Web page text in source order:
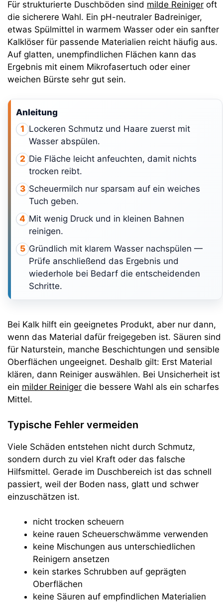
Für strukturierte Duschböden sind milde Reiniger oft
die sicherere Wahl. Ein pH-neutraler Badreiniger,
etwas Spülmittel in warmem Wasser oder ein sanfter
Kalklöser für passende Materialien reicht häufig aus.
Auf glatten, unempfindlichen Flächen kann das
Ergebnis mit einem Mikrofasertuch oder einer
weichen Bürste sehr gut sein.
Anleitung
1 Lockeren Schmutz und Haare zuerst mit
Wasser abspülen.
2 Die Fläche leicht anfeuchten, damit nichts
trocken reibt.
3 Scheuermilch nur sparsam auf ein weiches
Tuch geben.
4 Mit wenig Druck und in kleinen Bahnen
reinigen.
5 Gründlich mit klarem Wasser nachspülen —
Prüfe anschließend das Ergebnis und
wiederhole bei Bedarf die entscheidenden
Schritte.
Bei Kalk hilft ein geeignetes Produkt, aber nur dann,
wenn das Material dafür freigegeben ist. Säuren sind
für Naturstein, manche Beschichtungen und sensible
Oberflächen ungeeignet. Deshalb gilt: Erst Material
klären, dann Reiniger auswählen. Bei Unsicherheit ist
ein milder Reiniger die bessere Wahl als ein scharfes
Mittel.
Typische Fehler vermeiden
Viele Schäden entstehen nicht durch Schmutz,
sondern durch zu viel Kraft oder das falsche
Hilfsmittel. Gerade im Duschbereich ist das schnell
passiert, weil der Boden nass, glatt und schwer
einzuschätzen ist.
nicht trocken scheuern
keine rauen Scheuerschwämme verwenden
keine Mischungen aus unterschiedlichen
Reinigern ansetzen
kein starkes Schrubben auf geprägten
Oberflächen
keine Säuren auf empfindlichen Materialien